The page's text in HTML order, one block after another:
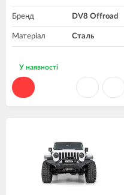
Бренд DV8 Offroad
Матеріал Сталь
У наявності